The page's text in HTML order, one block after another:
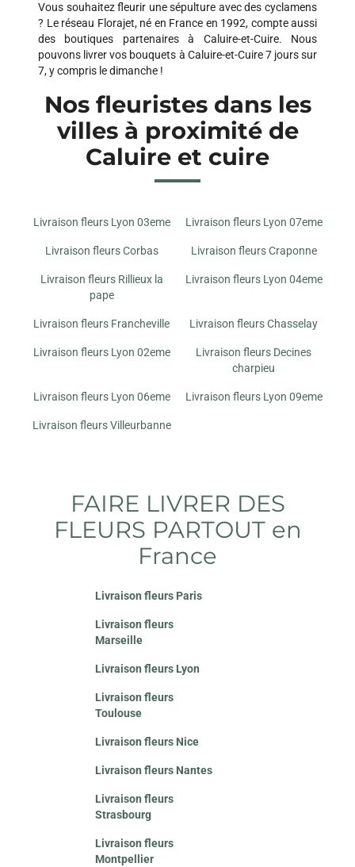
Vous souhaitez fleurir une sépulture avec des cyclamens
? Le réseau Florajet, né en France en 1992, compte aussi
des boutiques partenaires à Caluire-et-Cuire. Nous
pouvons livrer vos bouquets à Caluire-et-Cuire 7 jours sur
7, y compris le dimanche !
Nos fleuristes dans les
villes à proximité de
Caluire et cuire
Livraison fleurs Lyon 03eme Livraison fleurs Lyon 07eme
Livraison fleurs Corbas Livraison fleurs Craponne
Livraison fleurs Rillieux la
pape
Livraison fleurs Lyon 04eme
Livraison fleurs Francheville Livraison fleurs Chasselay
Livraison fleurs Lyon 02eme
Livraison fleurs Decines
charpieu
Livraison fleurs Lyon 06eme Livraison fleurs Lyon 09eme
Livraison fleurs Villeurbanne
FAIRE LIVRER DES
FLEURS PARTOUT en
France
Livraison fleurs Paris
Livraison fleurs
Marseille
Livraison fleurs Lyon
Livraison fleurs
Toulouse
Livraison fleurs Nice
Livraison fleurs Nantes
Livraison fleurs
Strasbourg
Livraison fleurs
Montpellier